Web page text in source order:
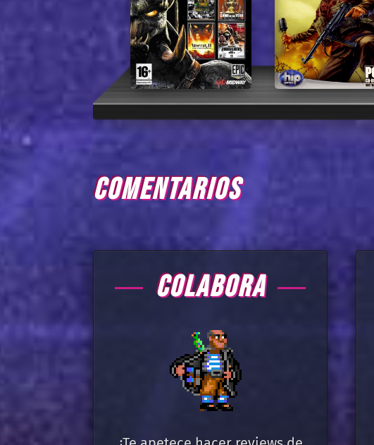
COMENTARIOS
COLABORA